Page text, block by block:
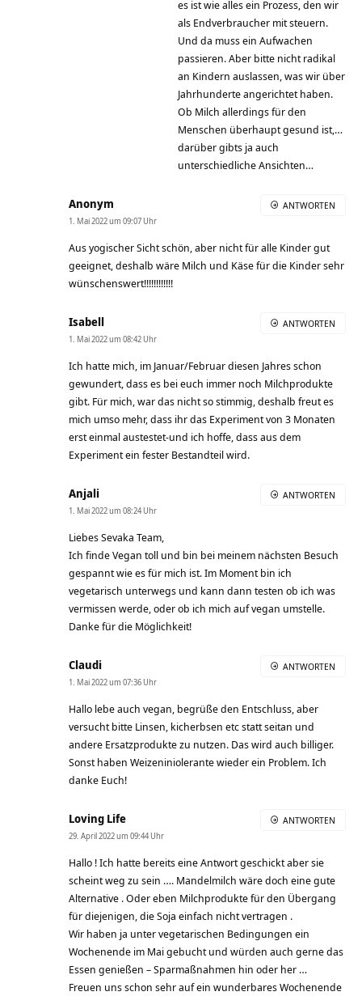
es ist wie alles ein Prozess, den wir
als Endverbraucher mit steuern.
Und da muss ein Aufwachen
passieren. Aber bitte nicht radikal
an Kindern auslassen, was wir über
Jahrhunderte angerichtet haben.
Ob Milch allerdings für den
Menschen überhaupt gesund ist,…
darüber gibts ja auch
unterschiedliche Ansichten…
Anonym
1. Mai 2022 um 09:07 Uhr
Aus yogischer Sicht schön, aber nicht für alle Kinder gut
geeignet, deshalb wäre Milch und Käse für die Kinder sehr
wünschenswert!!!!!!!!!!!!
ANTWORTEN
Isabell
1. Mai 2022 um 08:42 Uhr
Ich hatte mich, im Januar/Februar diesen Jahres schon
gewundert, dass es bei euch immer noch Milchprodukte
gibt. Für mich, war das nicht so stimmig, deshalb freut es
mich umso mehr, dass ihr das Experiment von 3 Monaten
erst einmal austestet-und ich hoffe, dass aus dem
Experiment ein fester Bestandteil wird.
ANTWORTEN
Anjali
1. Mai 2022 um 08:24 Uhr
Liebes Sevaka Team,
Ich finde Vegan toll und bin bei meinem nächsten Besuch
gespannt wie es für mich ist. Im Moment bin ich
vegetarisch unterwegs und kann dann testen ob ich was
vermissen werde, oder ob ich mich auf vegan umstelle.
Danke für die Möglichkeit!
ANTWORTEN
Claudi
1. Mai 2022 um 07:36 Uhr
Hallo lebe auch vegan, begrüße den Entschluss, aber
versucht bitte Linsen, kicherbsen etc statt seitan und
andere Ersatzprodukte zu nutzen. Das wird auch billiger.
Sonst haben Weizeniniolerante wieder ein Problem. Ich
danke Euch!
ANTWORTEN
Loving Life
29. April 2022 um 09:44 Uhr
Hallo ! Ich hatte bereits eine Antwort geschickt aber sie
scheint weg zu sein …. Mandelmilch wäre doch eine gute
Alternative . Oder eben Milchprodukte für den Übergang
für diejenigen, die Soja einfach nicht vertragen .
Wir haben ja unter vegetarischen Bedingungen ein
Wochenende im Mai gebucht und würden auch gerne das
Essen genießen – Sparmaßnahmen hin oder her …
Freuen uns schon sehr auf ein wunderbares Wochenende
ANTWORTEN